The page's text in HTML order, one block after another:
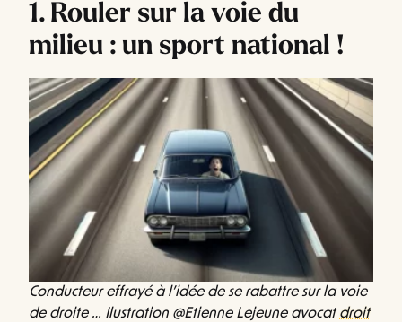
1. Rouler sur la voie du
milieu : un sport national !
Conducteur effrayé à l’idée de se rabattre sur la voie
de droite … Ilustration @Etienne Lejeune avocat droit